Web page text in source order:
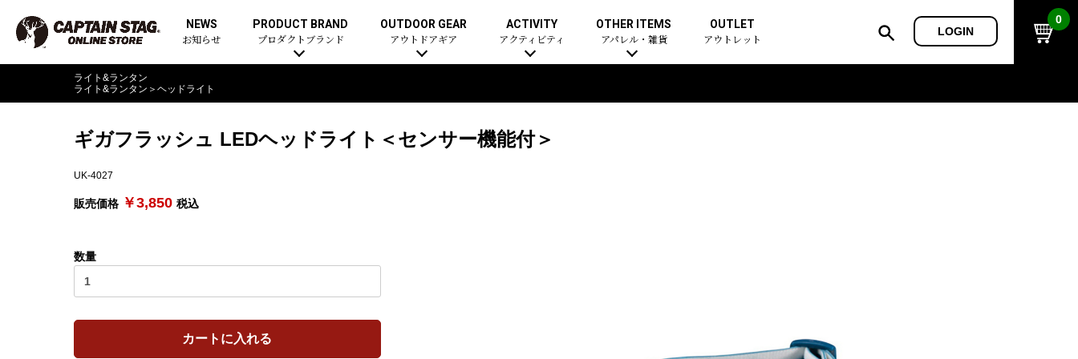
NEWS
お知らせ
PRODUCT BRAND
プロダクトブランド
OUTDOOR GEAR
アウトドアギア
ACTIVITY
アクティビティ
OTHER ITEMS
アパレル・雑貨
OUTLET
アウトレット
LOGIN
0
ライト&ランタン
ライト&ランタン ＞ ヘッドライト
ギガフラッシュ LEDヘッドライト＜センサー機能付＞
UK-4027
販売価格 ￥3,850 税込
数量
カートに入れる